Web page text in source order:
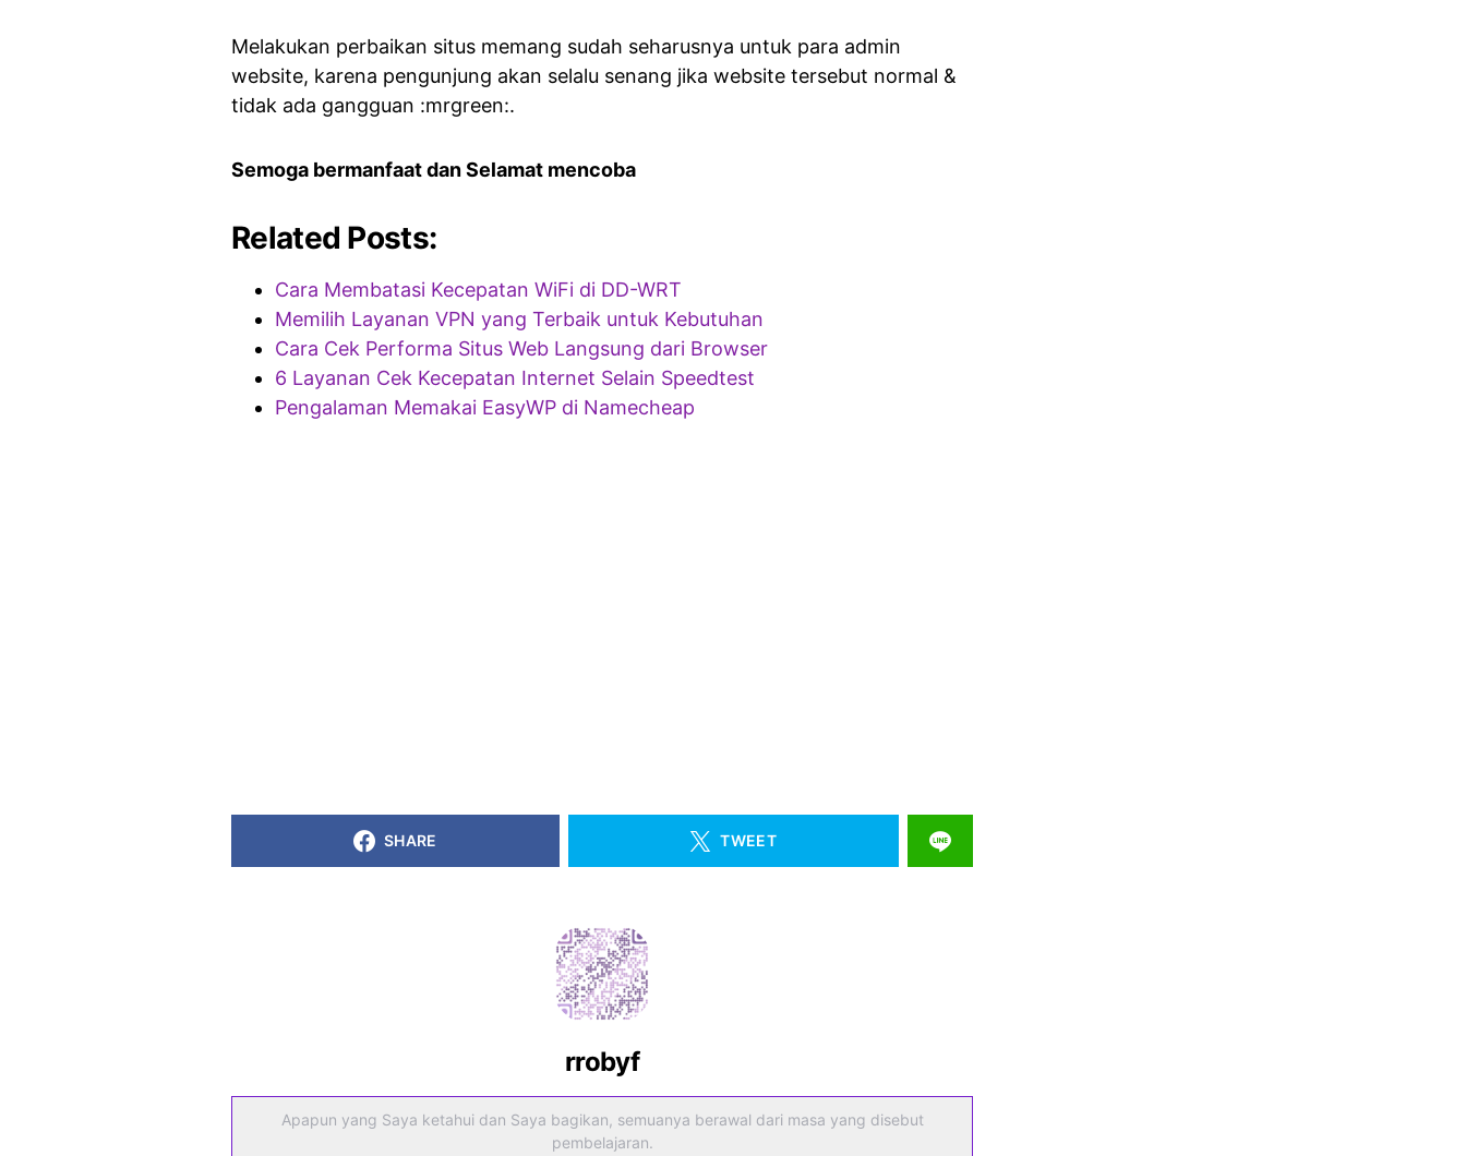
Melakukan perbaikan situs memang sudah seharusnya untuk para admin
website, karena pengunjung akan selalu senang jika website tersebut normal &
tidak ada gangguan :mrgreen:.
Semoga bermanfaat dan Selamat mencoba
Related Posts:
Cara Membatasi Kecepatan WiFi di DD-WRT
Memilih Layanan VPN yang Terbaik untuk Kebutuhan
Cara Cek Performa Situs Web Langsung dari Browser
6 Layanan Cek Kecepatan Internet Selain Speedtest
Pengalaman Memakai EasyWP di Namecheap
SHARE TWEET
rrobyf
Apapun yang Saya ketahui dan Saya bagikan, semuanya berawal dari masa yang disebut
pembelajaran.